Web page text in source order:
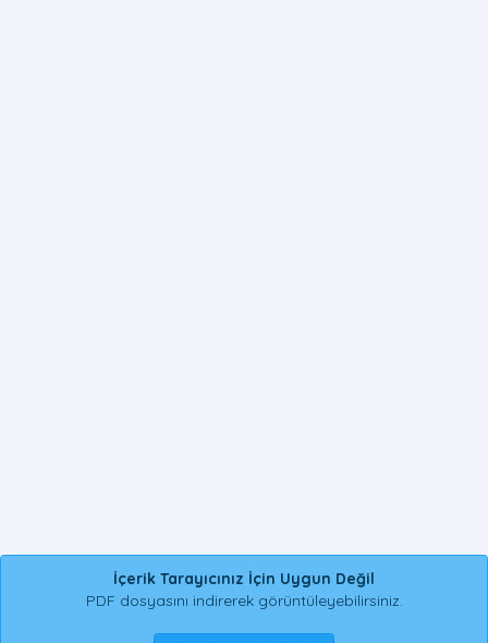
İçerik Tarayıcınız İçin Uygun Değil
PDF dosyasını indirerek görüntüleyebilirsiniz.